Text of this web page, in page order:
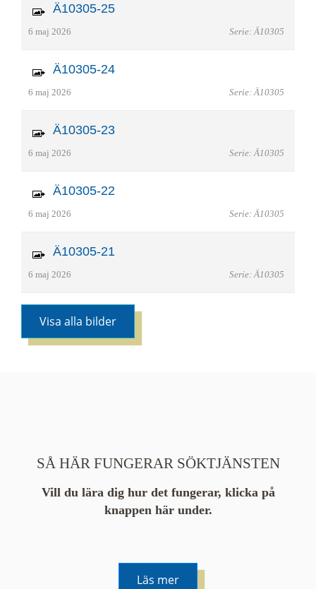
Ä10305-25
6 maj 2026 Serie: Ä10305
Ä10305-24
6 maj 2026 Serie: Ä10305
Ä10305-23
6 maj 2026 Serie: Ä10305
Ä10305-22
6 maj 2026 Serie: Ä10305
Ä10305-21
6 maj 2026 Serie: Ä10305
Visa alla bilder
SÅ HÄR FUNGERAR SÖKTJÄNSTEN
Vill du lära dig hur det fungerar, klicka på
knappen här under.
Läs mer